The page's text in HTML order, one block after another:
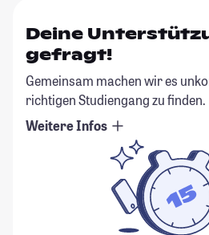
Deine
gefragt!
Gemeinsam machen wir es
richtigen Studiengang zu finden.
Weitere Infos